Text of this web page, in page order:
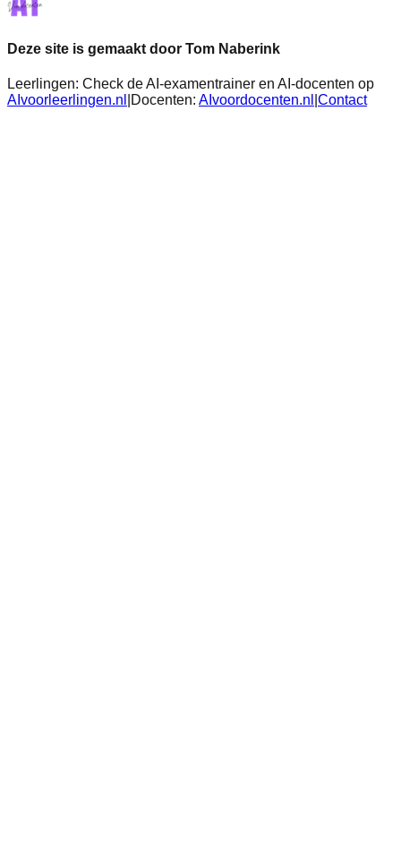
Deze site is gemaakt door Tom Naberink
Leerlingen: Check de AI-examentrainer en AI-docenten op
AIvoorleerlingen.nl
Docenten: AIvoordocenten.nl Contact